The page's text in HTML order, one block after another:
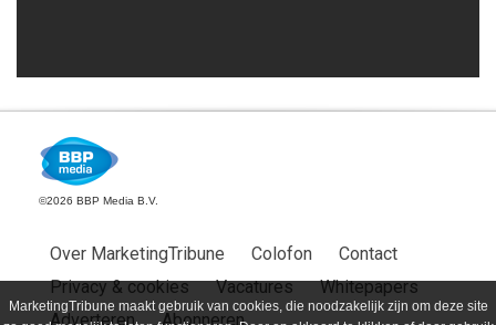
MarketingTribune maakt gebruik van cookies, die noodzakelijk zijn om deze site
©2026 BBP Media B.V.
Over MarketingTribune Colofon
Contact
Privacy & cookies
Vacatures
Whitepapers
Adverteren
Abonneren